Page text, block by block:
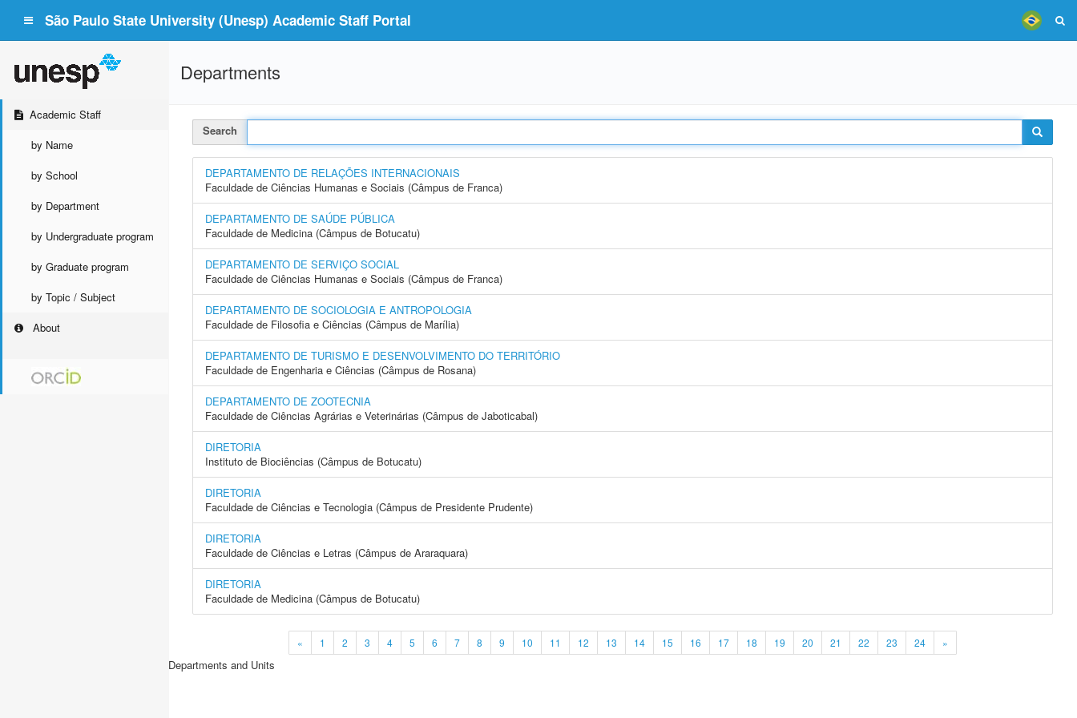
São Paulo State University (Unesp) Academic Staff Portal
Academic Staff
by Name
by School
by Department
by Undergraduate program
by Graduate program
by Topic / Subject
About
Departments
Search
DEPARTAMENTO DE RELAÇÕES INTERNACIONAIS
Faculdade de Ciências Humanas e Sociais (Câmpus de Franca)
DEPARTAMENTO DE SAÚDE PÚBLICA
Faculdade de Medicina (Câmpus de Botucatu)
DEPARTAMENTO DE SERVIÇO SOCIAL
Faculdade de Ciências Humanas e Sociais (Câmpus de Franca)
DEPARTAMENTO DE SOCIOLOGIA E ANTROPOLOGIA
Faculdade de Filosofia e Ciências (Câmpus de Marília)
DEPARTAMENTO DE TURISMO E DESENVOLVIMENTO DO TERRITÓRIO
Faculdade de Engenharia e Ciências (Câmpus de Rosana)
DEPARTAMENTO DE ZOOTECNIA
Faculdade de Ciências Agrárias e Veterinárias (Câmpus de Jaboticabal)
DIRETORIA
Instituto de Biociências (Câmpus de Botucatu)
DIRETORIA
Faculdade de Ciências e Tecnologia (Câmpus de Presidente Prudente)
DIRETORIA
Faculdade de Ciências e Letras (Câmpus de Araraquara)
DIRETORIA
Faculdade de Medicina (Câmpus de Botucatu)
« 1 2 3 4 5 6 7 8 9 10 11 12 13 14 15 16 17 18 19 20 21 22 23 24 »
Departments and Units